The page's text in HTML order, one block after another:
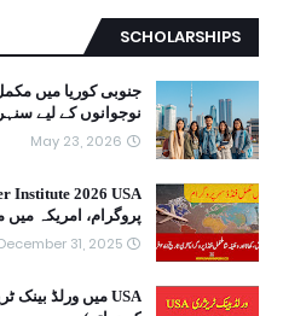
SCHOLARSHIPS
نوجوانوں کے لیے
May 23, 2026
پروگرام، امریکہ
31, 2025